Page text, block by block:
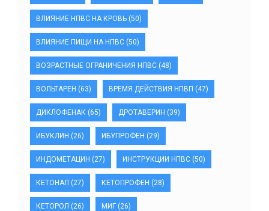
ВЛИЯНИЕ НПВС НА КРОВЬ (50)
ВЛИЯНИЕ ПИЩИ НА НПВС (50)
ВОЗРАСТНЫЕ ОГРАНИЧЕНИЯ НПВС (48)
ВОЛЬТАРЕН (63) ВРЕМЯ ДЕЙСТВИЯ НПВП (47)
ДИКЛОФЕНАК (65) ДРОТАВЕРИН (39)
ИБУКЛИН (26) ИБУПРОФЕН (29)
ИНДОМЕТАЦИН (27) ИНСТРУКЦИИ НПВС (50)
КЕТОНАЛ (27) КЕТОПРОФЕН (28)
КЕТОРОЛ (26) МИГ (26)